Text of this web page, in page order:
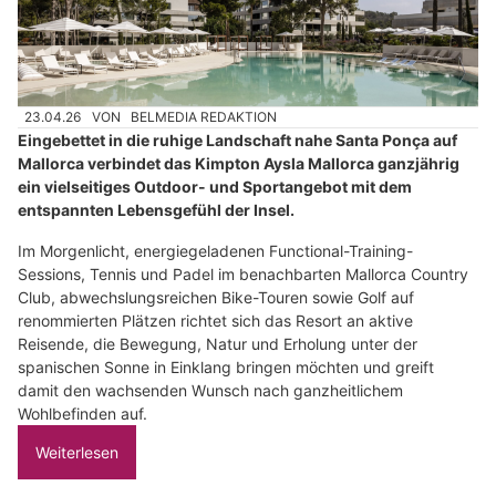
23.04.26 VON BELMEDIA REDAKTION
Eingebettet in die ruhige Landschaft nahe Santa Ponça auf
Mallorca verbindet das Kimpton Aysla Mallorca ganzjährig
ein vielseitiges Outdoor- und Sportangebot mit dem
entspannten Lebensgefühl der Insel.
Im Morgenlicht, energiegeladenen Functional-Training-
Sessions, Tennis und Padel im benachbarten Mallorca Country
Club, abwechslungsreichen Bike-Touren sowie Golf auf
renommierten Plätzen richtet sich das Resort an aktive
Reisende, die Bewegung, Natur und Erholung unter der
spanischen Sonne in Einklang bringen möchten und greift
damit den wachsenden Wunsch nach ganzheitlichem
Wohlbefinden auf.
Weiterlesen